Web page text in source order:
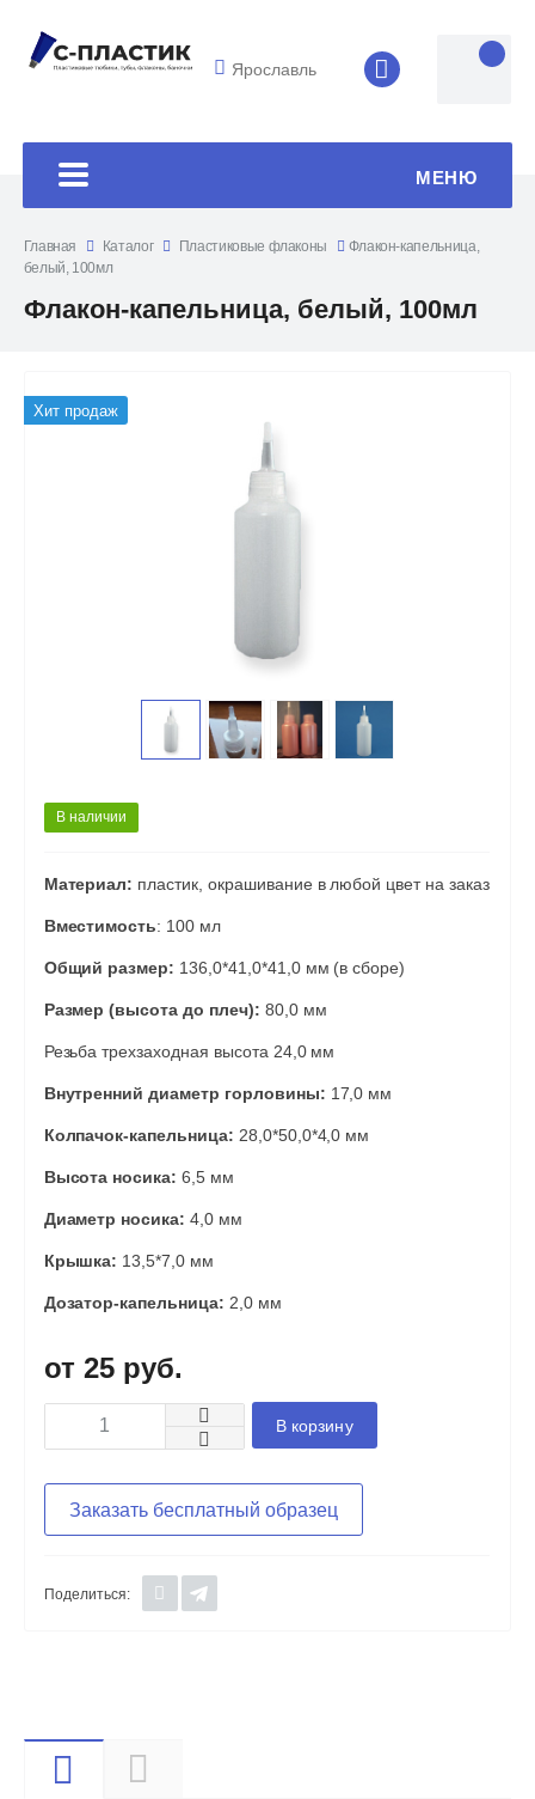
Ярославль 8 (4852) 33-
МЕНЮ
Главная Каталог Пластиковые флаконы
Флакон-капельница,
белый, 100мл
Флакон-капельница, белый, 100мл
Хит продаж
В наличии
Материал: пластик, окрашивание в любой цвет на заказ
Вместимость: 100 мл
Общий размер: 136,0*41,0*41,0 мм (в сборе)
Размер (высота до плеч): 80,0 мм
Резьба трехзаходная высота 24,0 мм
Внутренний диаметр горловины: 17,0 мм
Колпачок-капельница: 28,0*50,0*4,0 мм
Высота носика: 6,5 мм
Диаметр носика: 4,0 мм
Крышка: 13,5*7,0 мм
Дозатор-капельница: 2,0 мм
25 руб.
В корзину
Заказать бесплатный образец
Поделиться: